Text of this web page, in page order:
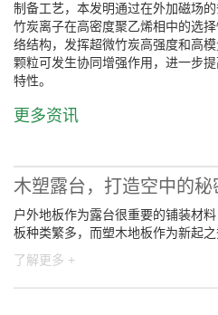
制备工艺，本发明通过在外加磁场
竹炭离子在高密度聚乙烯相中的选
络结构，发挥超微竹炭高强度和高
颗粒可发生协同增强作用，进一步
特性。
更多资讯
木塑露台，打造空中的秘
户外地板作为露台很重要的铺装材
板种类繁多，而塑木地板作为新起
了解更多 +